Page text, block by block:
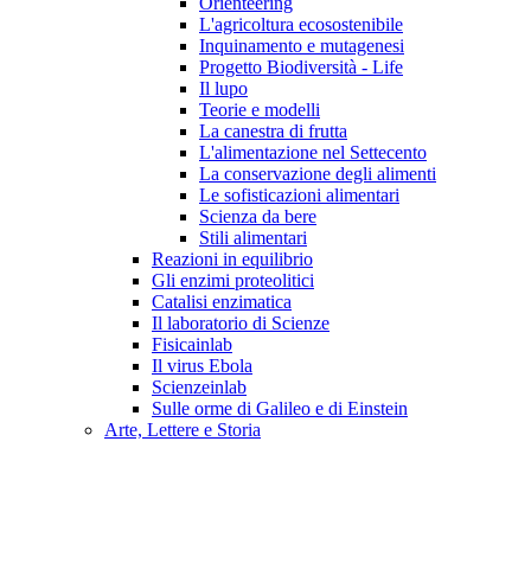
L'agricoltura ecosostenibile
Inquinamento e mutagenesi
Progetto Biodiversità - Life
Il lupo
Teorie e modelli
La canestra di frutta
L'alimentazione nel Settecento
La conservazione degli alimenti
Le sofisticazioni alimentari
Scienza da bere
Stili alimentari
Reazioni in equilibrio
Gli enzimi proteolitici
Catalisi enzimatica
Il laboratorio di Scienze
Fisicainlab
Il virus Ebola
Scienzeinlab
Sulle orme di Galileo e di Einstein
Arte, Lettere e Storia